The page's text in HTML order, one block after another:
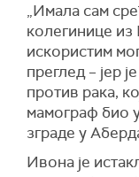
„Имала сам
колегинице
искористим
преглед – јер
против рака,
мамограф био
зграде у
Ивона је